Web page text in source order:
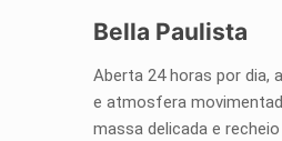
Bella Paulista
Aberta 24 horas por dia,
e atmosfera
massa delicada e